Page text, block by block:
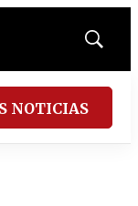
Mostrar
NOTICIAS